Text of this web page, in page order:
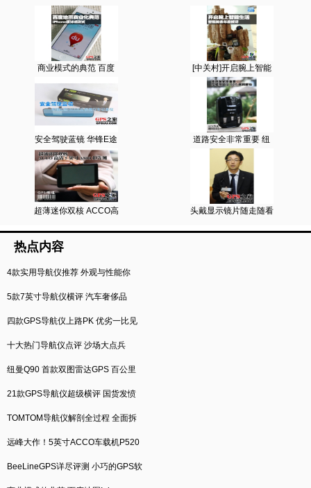
商业模式的典范 百度 [中关村]开启腕上智能
安全驾驶蓝镜 华锋E途 道路安全非常重要 纽
超薄迷你双核 ACCO高 头戴显示镜片随走随看
热点内容
4款实用导航仪推荐 外观与性能你
5款7英寸导航仪横评 汽车奢侈品
四款GPS导航仪上路PK 优劣一比见
十大热门导航仪点评 沙场大点兵
纽曼Q90 首款双图雷达GPS 百公里
21款GPS导航仪超级横评 国货发愤
TOMTOM导航仪解剖全过程 全面拆
远峰大作！5英寸ACCO车载机P520
BeeLineGPS详尽评测 小巧的GPS软